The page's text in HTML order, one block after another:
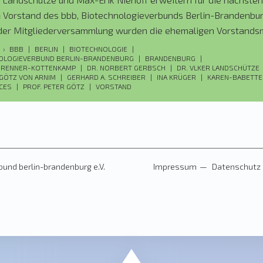
Vorstand des bbb, Biotechnologieverbunds Berlin-
Mitgliederversammlung wurden die ehemaligen
und zudem der Vorstand von sieben auf neun
Nach einer pandemiebedingten Pause im letzten Jahr, konnte
des Biotechnologieverbunds Berlin-
› BBB | BERLIN | BIOTECHNOLOGIE
|
BERLIN-BRANDENBURG
| BRANDENBURG
|
KOTTENKAMP
| DR. NORBERT GERBSCH | DR. VLKER LANDSCHÜTZE
VON ARNIM
| GERHARD A. SCHREIBER | INA KRÜGER | KAREN-
| PROF. PETER GÖTZ | VORSTAND
Impressum Datenschutz
berlin-brandenburg e.V.